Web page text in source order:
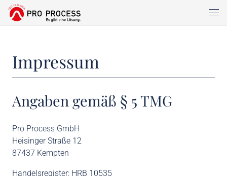
Impressum
Angaben gemäß § 5 TMG
Pro Process GmbH
Heisinger Straße 12
87437 Kempten
Handelsregister: HRB 10535